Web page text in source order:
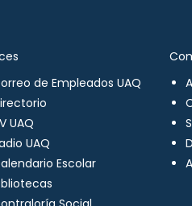
de Empleados UAQ
UAQ
UAQ
Escolar